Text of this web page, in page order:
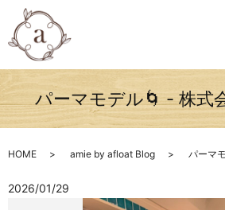
パーマモデル🌀 - 株式
HOME amie by afloat Blog パーマ
2026/01/29